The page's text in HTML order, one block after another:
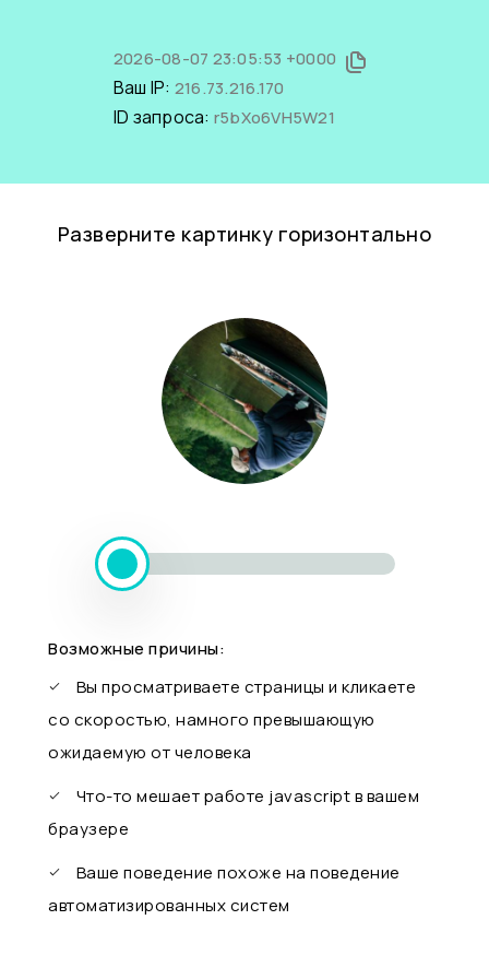
2026-08-07 23:05:53 +0000
Ваш IP: 216.73.216.170
ID запроса: r5bXo6VH5W21
Разверните картинку горизонтально
Возможные причины:
Вы просматриваете страницы и кликаете
со скоростью, намного превышающую
ожидаемую от человека
Что-то мешает работе javascript в вашем
браузере
Ваше поведение похоже на поведение
автоматизированных систем